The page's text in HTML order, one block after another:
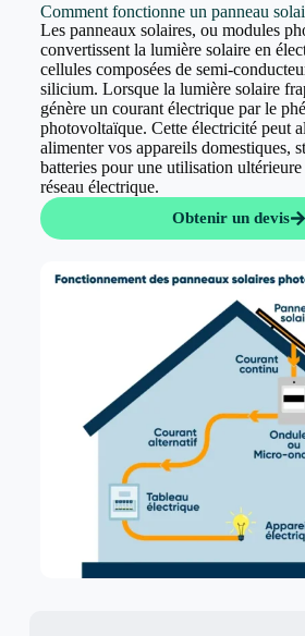
Comment fonctionne un panneau
Les panneaux solaires, ou modules
convertissent la lumière solaire en
cellules composées de semi-
silicium. Lorsque la lumière solaire
génère un courant électrique par le
photovoltaïque. Cette électricité peut
alimenter vos appareils domestiques,
batteries pour une utilisation
réseau électrique.
Obtenir un devis